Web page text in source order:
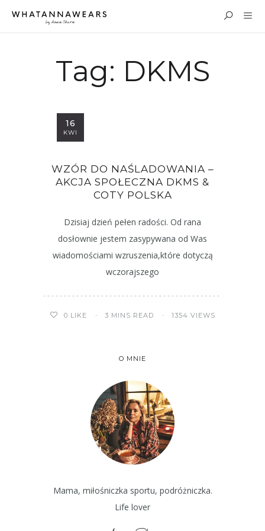
Tag: DKMS
16
KWI
WZÓR DO NAŚLADOWANIA –
AKCJA SPOŁECZNA DKMS &
COTY POLSKA
Dzisiaj dzień pełen radości. Od rana
dosłownie jestem zasypywana od Was
wiadomościami wzruszenia,które dotyczą
wczorajszego
0 LIKE 3 MINS READ 1354 VIEWS
O MNIE
Mama, miłośniczka sportu, podróżniczka.
Life lover